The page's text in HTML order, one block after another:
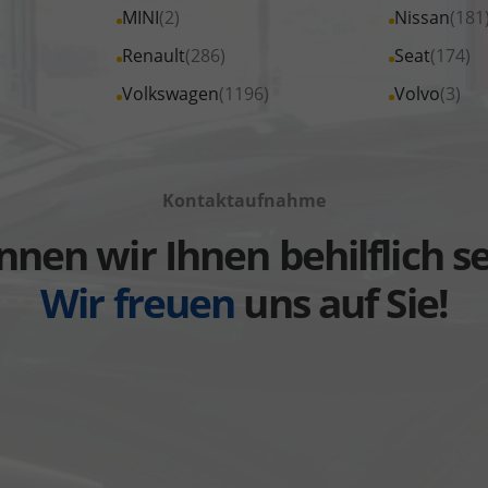
anzeigen
anzeigen
Ford
anzeigen
Foton
anzeigen
Fahrzeuge
Jeep
anzeigen
Fahrzeuge
Kia
anzeigen
MINI(2)
Alle
Fahrzeuge
MINI
Nissan(181)
Alle
Fahrzeuge
Nissan
Renault(286)
Alle
Fahrzeuge
Seat(174)
Alle
Fahrzeuge
Volkswagen(1196)
Alle
anzeigen
Volvo(3)
Alle
Kontaktaufnahme
wir Ihnen behilflich
Wir freuen uns auf Sie!